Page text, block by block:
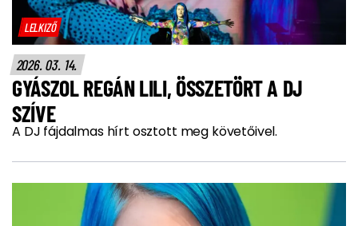
LELKIZŐ
2026. 03. 14.
GYÁSZOL REGÁN LILI, ÖSSZETÖRT A DJ
SZÍVE
A DJ fájdalmas hírt osztott meg követőivel.